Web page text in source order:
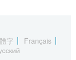
Русский
字
Français